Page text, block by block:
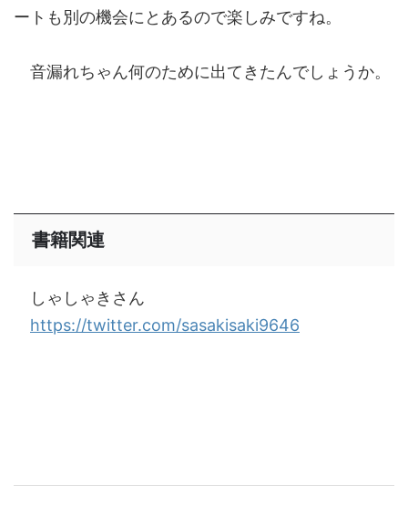
ートも別の機会にとあるので楽しみですね。
音漏れちゃん何のために出てきたんでしょうか。
書籍関連
しゃしゃきさん
https://twitter.com/sasakisaki9646